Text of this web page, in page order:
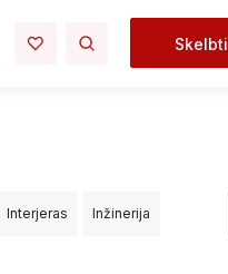
Skelbti
Interjeras Inžinerija